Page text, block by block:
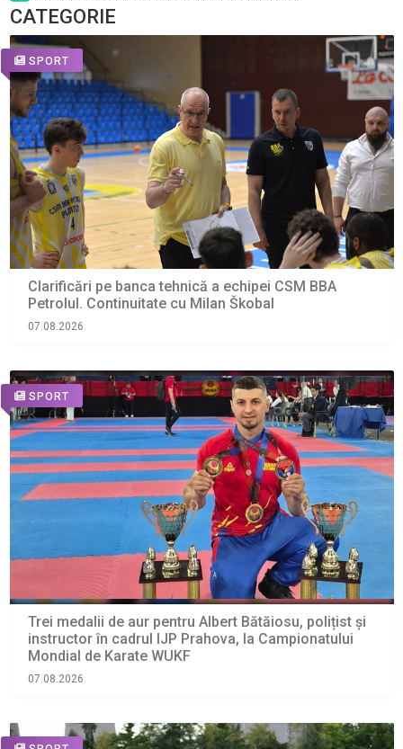
CATEGORIE
SPORT
Clarificări pe banca tehnică a echipei CSM BBA
Petrolul. Continuitate cu Milan Škobal
07.08.2026
SPORT
Trei medalii de aur pentru Albert Bătăiosu, polițist și
instructor în cadrul IJP Prahova, la Campionatului
Mondial de Karate WUKF
07.08.2026